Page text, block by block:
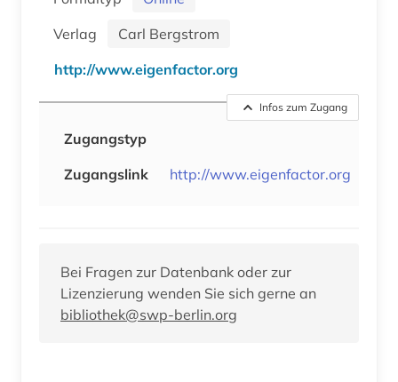
Verlag
Carl Bergstrom
http://www.eigenfactor.org
Infos zum Zugang
Zugangstyp
Zugangslink
http://www.eigenfactor.org
Bei Fragen zur Datenbank oder zur
Lizenzierung wenden Sie sich gerne an
bibliothek@swp-berlin.org